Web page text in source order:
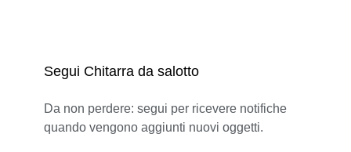
Segui Chitarra da salotto
Da non perdere: segui per ricevere notifiche
quando vengono aggiunti nuovi oggetti.